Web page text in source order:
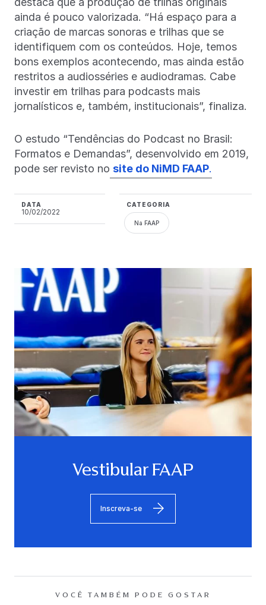
ainda é pouco valorizada. “Há espaço para a
criação de marcas sonoras e trilhas que se
identifiquem com os conteúdos. Hoje, temos
bons exemplos acontecendo, mas ainda estão
restritos a audiosséries e audiodramas. Cabe
investir em trilhas para podcasts mais
jornalísticos e, também, institucionais”, finaliza.
O estudo “Tendências do Podcast no Brasil:
Formatos e Demandas”, desenvolvido em 2019,
pode ser revisto no site do NiMD FAAP.
DATA
10/02/2022
CATEGORIA
Na FAAP
Vestibular FAAP
Inscreva-se
VOCÊ TAMBÉM PODE GOSTAR